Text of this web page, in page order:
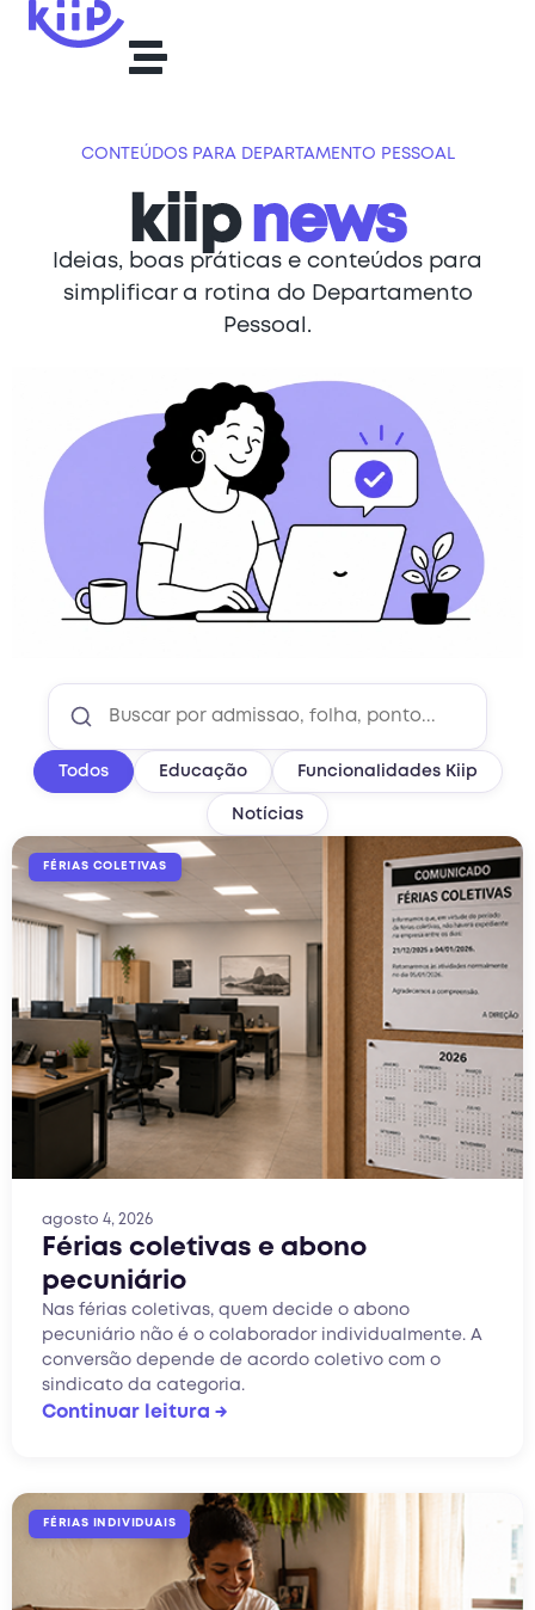
CONTEÚDOS PARA DEPARTAMENTO PESSOAL
kiip news
Ideias, boas práticas e conteúdos para
simplificar a rotina do Departamento
Pessoal.
Educação Funcionalidades Kiip
Notícias
Todos
FÉRIAS COLETIVAS
agosto 4, 2026
Férias coletivas e abono
pecuniário
Nas férias coletivas, quem decide o abono
pecuniário não é o colaborador individualmente. A
conversão depende de acordo coletivo com o
sindicato da categoria.
Continuar leitura →
FÉRIAS INDIVIDUAIS